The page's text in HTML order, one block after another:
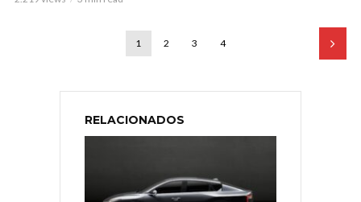
1 2 3 4
RELACIONADOS